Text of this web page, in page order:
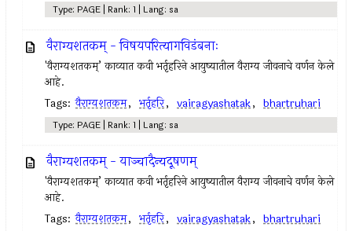
Type: PAGE | Rank: 1 | Lang: sa
वैराग्यशतकम् - विषयपरित्यागविडंबनाः
'वैराग्यशतकम्’ काव्यात कवी भर्तृहरिने आयुष्यातील वैराग्य जीवनाचे वर्णन केले
आहे.
Tags: वैराग्यशतकम, भर्तृहरि, vairagyashatak, bhartruhari
Type: PAGE | Rank: 1 | Lang: sa
वैराग्यशतकम् - याञ्चादैन्यदूषणम्
'वैराग्यशतकम्’ काव्यात कवी भर्तृहरिने आयुष्यातील वैराग्य जीवनाचे वर्णन केले
आहे.
Tags: वैराग्यशतकम, भर्तृहरि, vairagyashatak, bhartruhari